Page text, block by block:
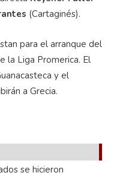
(Cartaginés).
para el arranque del
la Liga Promerica. El
y el
a Grecia.
se hicieron